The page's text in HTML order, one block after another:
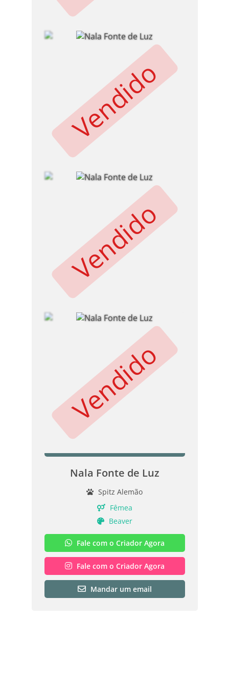
Vendido
Vendido
Vendido
Nala Fonte de Luz
Spitz Alemão
Fêmea
Beaver
Fale com o Criador Agora
Fale com o Criador Agora
Mandar um email